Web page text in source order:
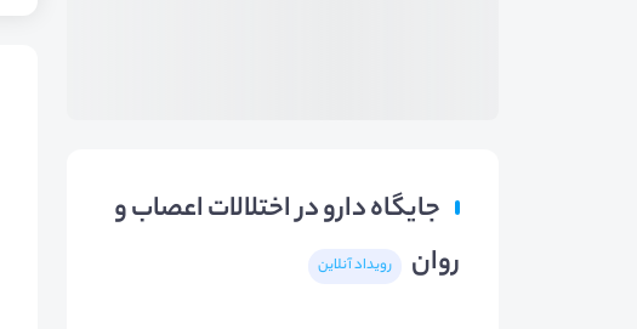
جایگاه دارو در اختلالات اعصاب و
روان
رویداد آنلاین